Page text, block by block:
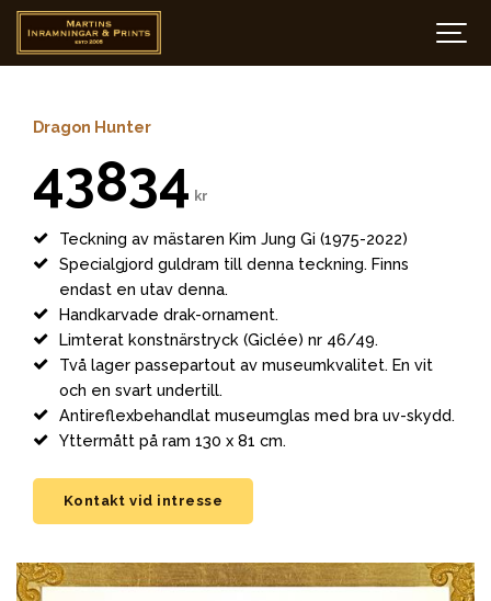
Dragon Hunter
43834 kr
Teckning av mästaren Kim Jung Gi (1975-2022)
Specialgjord guldram till denna teckning. Finns
endast en utav denna.
Handkarvade drak-ornament.
Limterat konstnärstryck (Giclée) nr 46/49.
Två lager passepartout av museumkvalitet. En vit
och en svart undertill.
Antireflexbehandlat museumglas med bra uv-skydd.
Yttermått på ram 130 x 81 cm.
Kontakt vid intresse